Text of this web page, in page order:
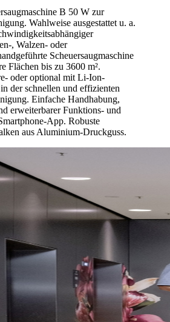
B 50 W zur
Wahlweise ausgestattet u. a.
, Walzen- oder
Scheuersaugmaschine
Flächen bis zu 3600 m².
oder optional mit Li-Ion-
der schnellen und effizienten
Einfache Handhabung,
erweiterbarer Funktions- und
App. Robuste
aus Aluminium-Druckguss.